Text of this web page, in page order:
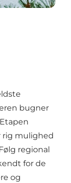
bugner
rig mulighed
regional
for de
og